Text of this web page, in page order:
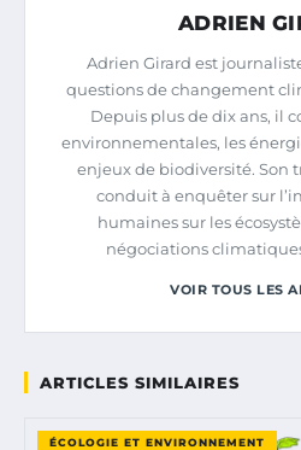
ADRIEN
Adrien Girard est
questions de changement
Depuis plus de dix ans, il
environnementales, les
enjeux de biodiversité. Son
conduit à enquêter sur
humaines sur les
négociations
VOIR TOUS LES
ARTICLES SIMILAIRES
ÉCOLOGIE ET ENVIRONNEMENT